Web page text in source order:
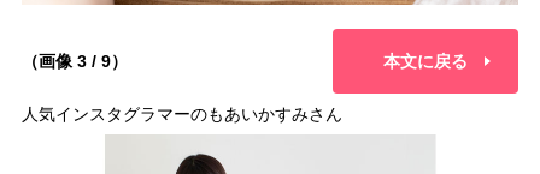
（画像 3 / 9） 本文に戻る
人気インスタグラマーのもあいかすみさん